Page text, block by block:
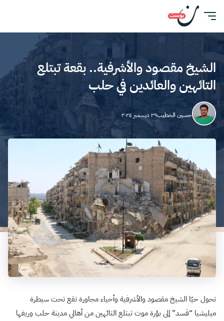
الشيخ مقصود والأشرفية.. بقعة تبتلع
التائهين والعائدين في حلب
حسين الخطيب٢٩ ديسمبر ٢٠٢٤
تحول حيّا الشيخ مقصود والأشرفية وأحياء مجاورة تقع تحت سيطرة
ميليشيا “قسد” إلى بؤرة موت تبتلع التائهين من أهالي مدينة حلب وريفها